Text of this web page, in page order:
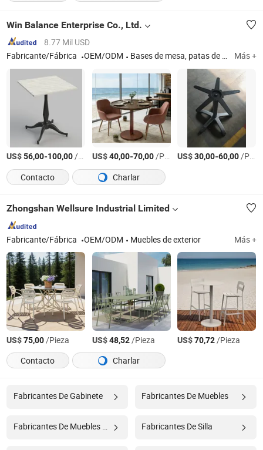
Win Balance Enterprise Co., Ltd.
8.77 Mil USD
Fabricante/Fábrica
OEM/ODM Bases de mesa, patas de mesa, base de mesa de bar, partes de muebles, base de mesa de restaurante, base de mesa de café Más +
US$56,00-100,00/Pieza US$40,00-70,00/Pieza US$30,00-60,00/Pieza
Contacto
Charlar
Zhongshan Wellsure Industrial Limited
Fabricante/Fábrica OEM/ODM Muebles de exterior Más +
US$75,00/Pieza US$48,52/Pieza US$70,72/Pieza
Contacto
Charlar
Fabricantes De Gabinete Fabricantes De Muebles
Fabricantes De Silla